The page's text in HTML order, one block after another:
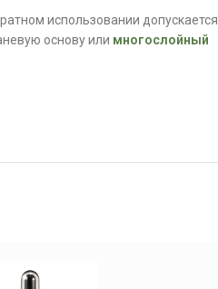
использовании допускается
основу или многослойный